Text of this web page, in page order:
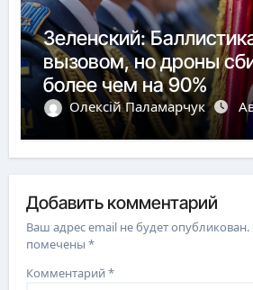
Зеленский:
вызовом, но дроны
более чем на 90%
Олексій Паламарчук
Добавить комментарий
Ваш адрес email не будет опубликован.
помечены*
Комментарий*